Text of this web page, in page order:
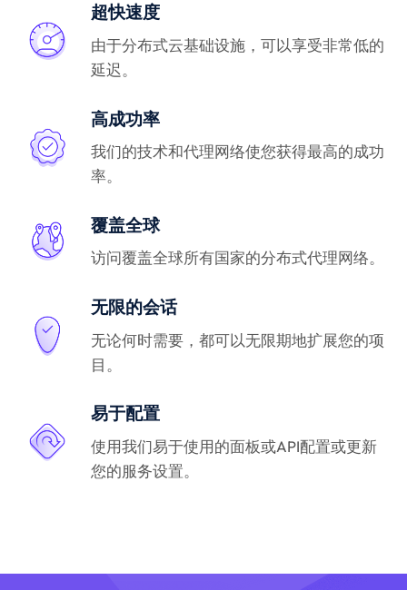
超快速度
由于分布式云基础设施，可以享受非常低的
延迟。
高成功率
我们的技术和代理网络使您获得最高的成功
率。
覆盖全球
访问覆盖全球所有国家的分布式代理网络。
无限的会话
无论何时需要，都可以无限期地扩展您的项
目。
易于配置
使用我们易于使用的面板或API配置或更新
您的服务设置。